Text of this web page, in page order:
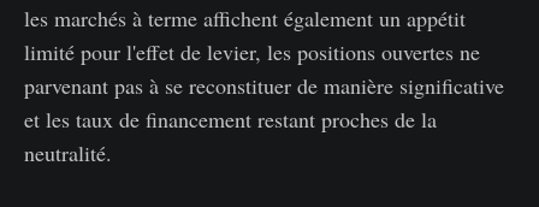
les marchés à terme affichent également un appétit
limité pour l'effet de levier, les positions ouvertes ne
parvenant pas à se reconstituer de manière significative
et les taux de financement restant proches de la
neutralité.